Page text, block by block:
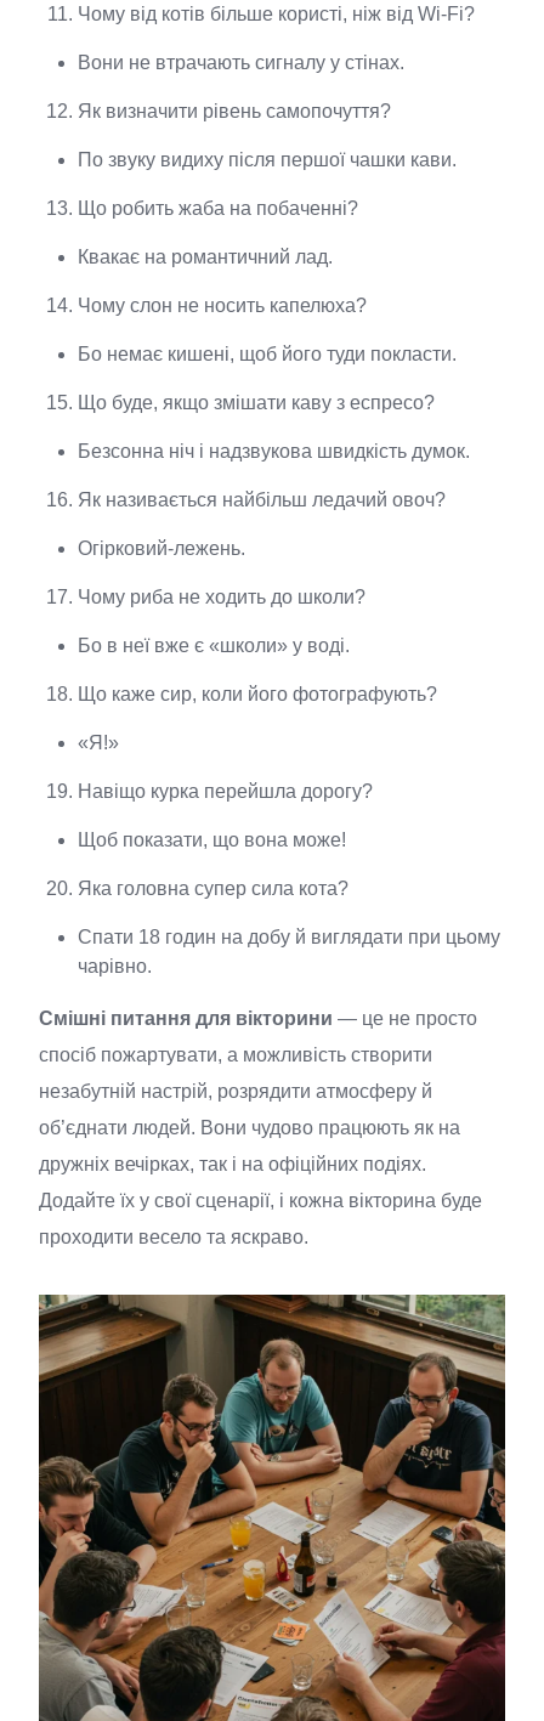
Чому від котів більше користі, ніж від Wi-Fi?
Вони не втрачають сигналу у стінах.
Як визначити рівень самопочуття?
По звуку видиху після першої чашки кави.
Що робить жаба на побаченні?
Квакає на романтичний лад.
Чому слон не носить капелюха?
Бо немає кишені, щоб його туди покласти.
Що буде, якщо змішати каву з еспресо?
Безсонна ніч і надзвукова швидкість думок.
Як називається найбільш ледачий овоч?
Огірковий-лежень.
Чому риба не ходить до школи?
Бо в неї вже є «школи» у воді.
Що каже сир, коли його фотографують?
«Я!»
Навіщо курка перейшла дорогу?
Щоб показати, що вона може!
Яка головна супер сила кота?
Спати 18 годин на добу й виглядати при цьому
чарівно.
Смішні питання для вікторини — це не просто
спосіб пожартувати, а можливість створити
незабутній настрій, розрядити атмосферу й
об’єднати людей. Вони чудово працюють як на
дружніх вечірках, так і на офіційних подіях.
Додайте їх у свої сценарії, і кожна вікторина буде
проходити весело та яскраво.